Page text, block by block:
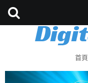
首頁